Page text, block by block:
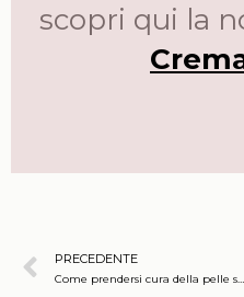
scopri qui la
PRECEDENTE
Come prendersi cura della pelle sensibile: la skincare routine ideale in vista dell’inverno